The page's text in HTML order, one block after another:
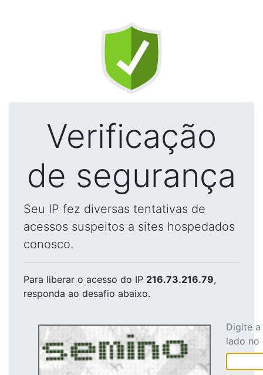
Verificação
de segurança
Seu IP fez diversas tentativas de
acessos suspeitos a sites hospedados
conosco.
Para liberar o acesso do IP 216.73.216.79,
responda ao desafio abaixo.
Digite
lado no